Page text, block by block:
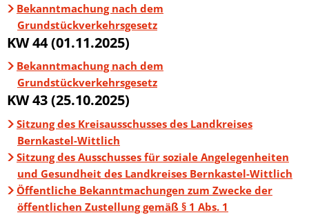
Bekanntmachung nach dem
Grundstückverkehrsgesetz
KW 44 (01.11.2025)
Bekanntmachung nach dem
Grundstückverkehrsgesetz
KW 43 (25.10.2025)
Sitzung des Kreisausschusses des Landkreises
Bernkastel-Wittlich
Sitzung des Ausschusses für soziale Angelegenheiten
und Gesundheit des Landkreises Bernkastel-Wittlich
Öffentliche Bekanntmachungen zum Zwecke der
öffentlichen Zustellung gemäß § 1 Abs. 1